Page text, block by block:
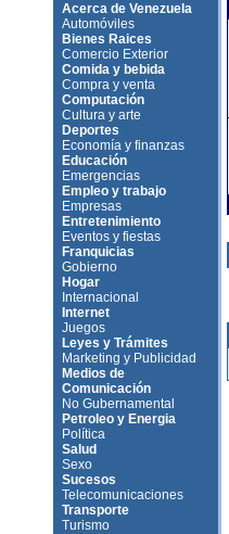
Acerca de Venezuela
Automóviles
Bienes Raices
Comercio Exterior
Comida y bebida
Compra y venta
Computación
Cultura y arte
Deportes
Economía y finanzas
Educación
Emergencias
Empleo y trabajo
Empresas
Entretenimiento
Eventos y fiestas
Franquicias
Gobierno
Hogar
Internacional
Internet
Juegos
Leyes y Trámites
Marketing y Publicidad
Medios de
Comunicación
No Gubernamental
Petroleo y Energia
Política
Salud
Sexo
Sucesos
Telecomunicaciones
Transporte
Turismo